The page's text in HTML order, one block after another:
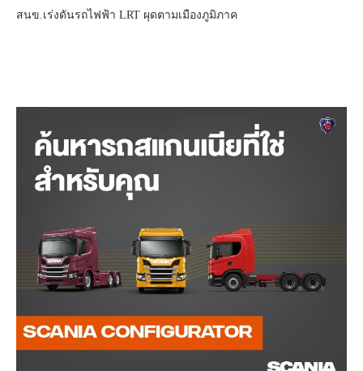
สนข.เร่งดันรถไฟฟ้า LRT ผุดตามเมืองภูมิภาค